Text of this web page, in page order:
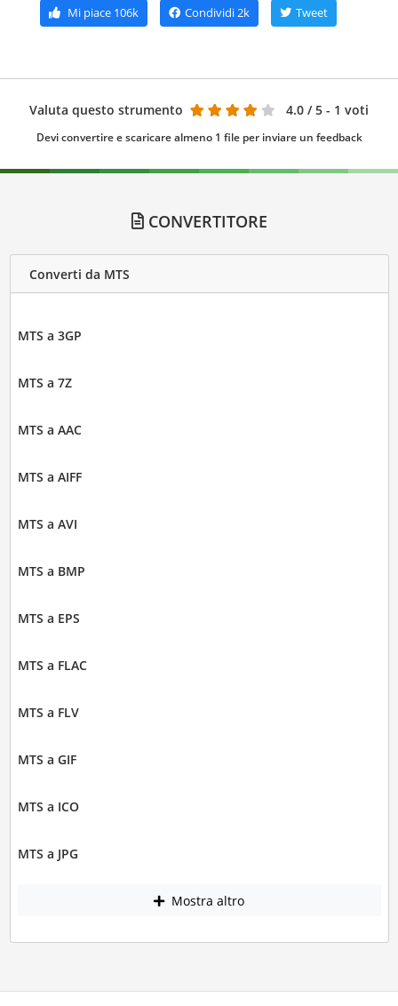
Mi piace 106k Condividi2k Tweet
Valuta questo strumento 4.0 / 5 - 1 voti
Devi convertire e scaricare almeno 1 file per inviare un feedback
CONVERTITORE
Converti da MTS
MTS a 3GP
MTS a 7Z
MTS a AAC
MTS a AIFF
MTS a AVI
MTS a BMP
MTS a EPS
MTS a FLAC
MTS a FLV
MTS a GIF
MTS a ICO
MTS a JPG
Mostra altro